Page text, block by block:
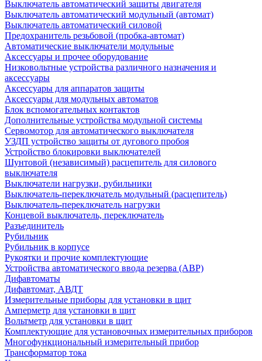
Выключатель автоматический защиты двигателя
Выключатель автоматический модульный (автомат)
Выключатель автоматический силовой
Предохранитель резьбовой (пробка-автомат)
Автоматические выключатели модульные
Аксессуары и прочее оборудование
Низковольтные устройства различного назначения и
аксессуары
Аксессуары для аппаратов защиты
Аксессуары для модульных автоматов
Блок вспомогательных контактов
Дополнительные устройства модульной системы
Сервомотор для автоматического выключателя
УЗДП устройство защиты от дугового пробоя
Устройство блокировки выключателей
Шунтовой (независимый) расцепитель для силового
выключателя
Выключатели нагрузки, рубильники
Выключатель-переключатель модульный (расцепитель)
Выключатель-переключатель нагрузки
Концевой выключатель, переключатель
Разъединитель
Рубильник
Рубильник в корпусе
Рукоятки и прочие комплектующие
Устройства автоматического ввода резерва (АВР)
Дифавтоматы
Дифавтомат, АВДТ
Измерительные приборы для установки в щит
Амперметр для установки в щит
Вольтметр для установки в щит
Комплектующие для установочных измерительных приборов
Многофункциональный измерительный прибор
Трансформатор тока